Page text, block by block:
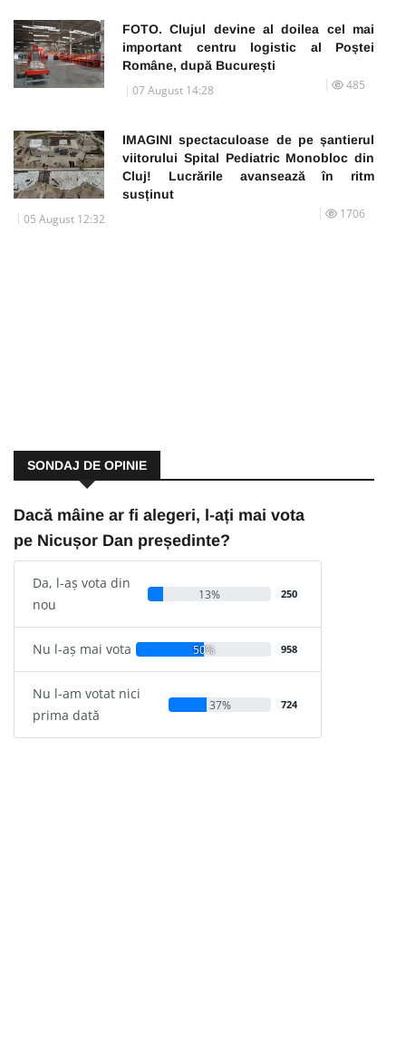
FOTO. Clujul devine al doilea cel mai
important centru logistic al Poștei
Române, după București
07 August 14:28 485
IMAGINI spectaculoase de pe șantierul
viitorului Spital Pediatric Monobloc din
Cluj! Lucrările avansează în ritm
susținut
05 August 12:32 1706
SONDAJ DE OPINIE
Dacă mâine ar fi alegeri, l-ați mai vota
pe Nicușor Dan președinte?
Da, l-aș vota din
nou
13% 250
Nu l-aș mai vota 50% 958
Nu l-am votat nici
prima dată
37% 724